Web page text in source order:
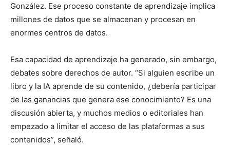
González. Ese proceso constante de aprendizaje implica
millones de datos que se almacenan y procesan en
enormes centros de datos.
Esa capacidad de aprendizaje ha generado, sin embargo,
debates sobre derechos de autor. “Si alguien escribe un
libro y la IA aprende de su contenido, ¿debería participar
de las ganancias que genera ese conocimiento? Es una
discusión abierta, y muchos medios o editoriales han
empezado a limitar el acceso de las plataformas a sus
contenidos”, señaló.